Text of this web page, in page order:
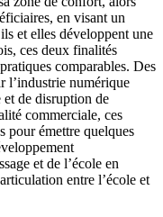
en visant un
et elles développent une
ces deux finalités
comparables. Des
l’industrie numérique
de disruption de
commerciale, ces
pour émettre quelques
et de l’école en
entre l’école et